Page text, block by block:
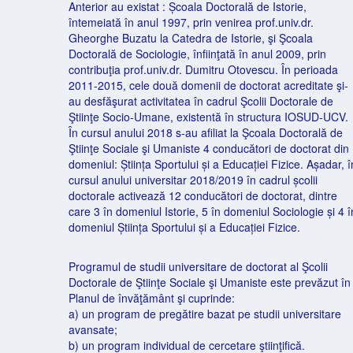
Anterior au existat : Școala Doctorală de Istorie,
întemeiată în anul 1997, prin venirea prof.univ.dr.
Gheorghe Buzatu la Catedra de Istorie, şi Şcoala
Doctorală de Sociologie, înfiinţată în anul 2009, prin
contribuţia prof.univ.dr. Dumitru Otovescu. În perioada
2011-2015, cele două domenii de doctorat acreditate şi-
au desfăşurat activitatea în cadrul Şcolii Doctorale de
Ştiinţe Socio-Umane, existentă în structura IOSUD-UCV.
În cursul anului 2018 s-au afiliat la Şcoala Doctorală de
Ştiinţe Sociale şi Umaniste 4 conducători de doctorat din
domeniul: Știința Sportului și a Educației Fizice. Așadar,
cursul anului universitar 2018/2019 în cadrul școlii
doctorale activează 12 conducători de doctorat, dintre
care 3 în domeniul Istorie, 5 în domeniul Sociologie și 4
domeniul Știința Sportului și a Educației Fizice.
Programul de studii universitare de doctorat al Şcolii
Doctorale de Ştiinţe Sociale şi Umaniste este prevăzut în
Planul de învăţământ şi cuprinde:
a) un program de pregătire bazat pe studii universitare
avansate;
b) un program individual de cercetare ştiinţifică.